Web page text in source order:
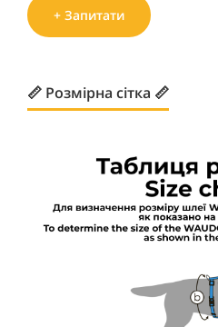
+ Запитати
📏 Розмірна сітка 📏